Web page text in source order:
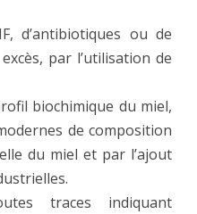
d’antibiotiques ou de
par l’utilisation de
biochimique du miel,
de composition
du miel et par l’ajout
traces indiquant